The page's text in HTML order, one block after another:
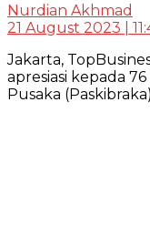
Nurdian Akhmad
21 August 2023 |
Jakarta,
apresiasi kepada
Pusaka